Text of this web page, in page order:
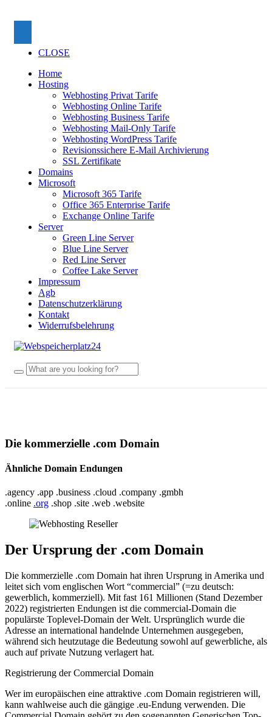
CLOSE
Home
Hosting
Webhosting Privat Tarife
Webhosting Online Tarife
Webhosting Business Tarife
Webhosting Mail-Only Tarife
Webhosting WordPress Tarife
Revisionssichere E-Mail Archivierung
SSL Zertifikate
Domains
Microsoft
Microsoft 365 Tarife
Office 365 Enterprise Tarife
Exchange Online Tarife
Server
Green Line Server
Blue Line Server
Red Line Server
Coffee Lake Server
Impressum
Agb
Datenschutzerklärung
Kontakt
Widerrufsbelehrung
Die kommerzielle .com Domain
Ähnliche Domain Endungen
.agency .app .business .cloud .company .gmbh
.online .org .shop .site .web .website
Der Ursprung der .com Domain
Die kommerzielle .com Domain hat ihren Ursprung in Amerika und
leitet sich vom englischen Wort “commercial” (=zu deutsch:
gewerblich, kommerziell). Mit fast 161 Millionen (Stand Dezember
2022) registrierten Endungen ist die commercial-Domain die
populärste Toplevel-Domain der Welt. Ursprünglich wurde die
Adresse an international handelnde Unternehmen ausgegeben,
während sich heutzutage die Bedeutung sowohl auf gewerbliche, als
auch auf private Nutzung verlagert hat.
Registrierung der Commercial Domain
Wer im europäischen eine attraktive .com Domain registrieren will,
kann wahlweise auch die gängige .eu-Endung verwenden. Die